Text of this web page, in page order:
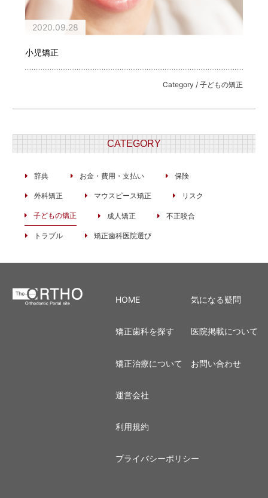
2020.09.28
小児矯正
Category / 子どもの矯正
CATEGORY
辞典 お金・費用・支払い 保険
外科矯正 マウスピース矯正 リスク
子どもの矯正 成人矯正 不正咬合
トラブル 矯正歯科医院選び
HOME
矯正歯科を探す
矯正治療について
気になる疑問
医院掲載について
お問い合わせ
運営会社
利用規約
プライバシーポリシー